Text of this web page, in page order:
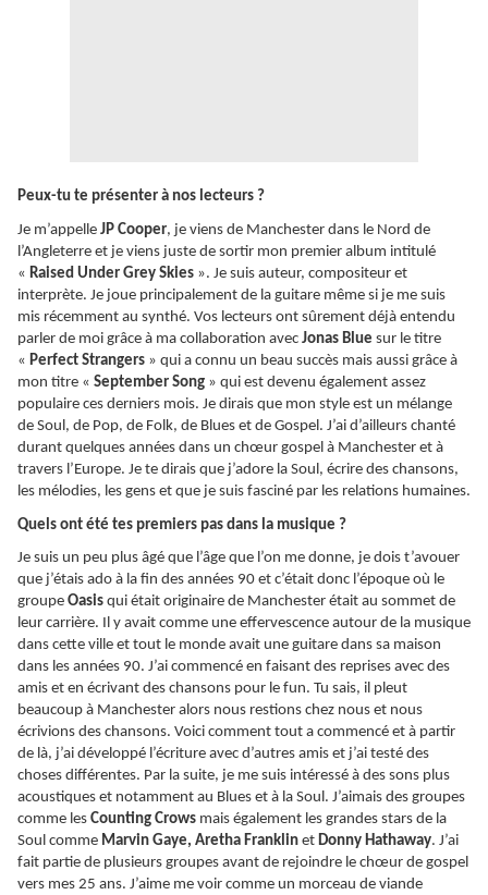
Peux-tu te présenter à nos lecteurs ?
Je m’appelle JP Cooper, je viens de Manchester dans le Nord de
l’Angleterre et je viens juste de sortir mon premier album intitulé
« Raised Under Grey Skies ». Je suis auteur, compositeur et
interprète. Je joue principalement de la guitare même si je me suis
mis récemment au synthé. Vos lecteurs ont sûrement déjà entendu
parler de moi grâce à ma collaboration avec Jonas Blue sur le titre
« Perfect Strangers » qui a connu un beau succès mais aussi grâce à
mon titre « September Song » qui est devenu également assez
populaire ces derniers mois. Je dirais que mon style est un mélange
de Soul, de Pop, de Folk, de Blues et de Gospel. J’ai d’ailleurs chanté
durant quelques années dans un chœur gospel à Manchester et à
travers l’Europe. Je te dirais que j’adore la Soul, écrire des chansons,
les mélodies, les gens et que je suis fasciné par les relations humaines.
Quels ont été tes premiers pas dans la musique ?
Je suis un peu plus âgé que l’âge que l’on me donne, je dois t’avouer
que j’étais ado à la fin des années 90 et c’était donc l’époque où le
groupe Oasis qui était originaire de Manchester était au sommet de
leur carrière. Il y avait comme une effervescence autour de la musique
dans cette ville et tout le monde avait une guitare dans sa maison
dans les années 90. J’ai commencé en faisant des reprises avec des
amis et en écrivant des chansons pour le fun. Tu sais, il pleut
beaucoup à Manchester alors nous restions chez nous et nous
écrivions des chansons. Voici comment tout a commencé et à partir
de là, j’ai développé l’écriture avec d’autres amis et j’ai testé des
choses différentes. Par la suite, je me suis intéressé à des sons plus
acoustiques et notamment au Blues et à la Soul. J’aimais des groupes
comme les Counting Crows mais également les grandes stars de la
Soul comme Marvin Gaye, Aretha Franklin et Donny Hathaway. J’ai
fait partie de plusieurs groupes avant de rejoindre le chœur de gospel
vers mes 25 ans. J’aime me voir comme un morceau de viande